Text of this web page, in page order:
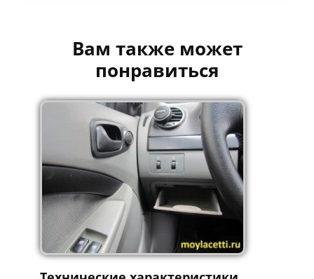
Вам также может
понравиться